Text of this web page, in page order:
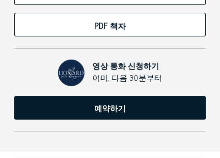
PDF 책자
영상 통화 신청하기
이미, 다음 30분부터
예약하기